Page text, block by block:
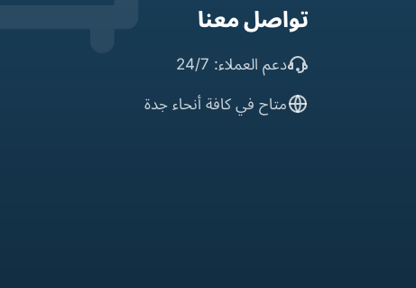
تواصل معنا
دعم العملاء: 24/7
متاح في كافة أنحاء جدة